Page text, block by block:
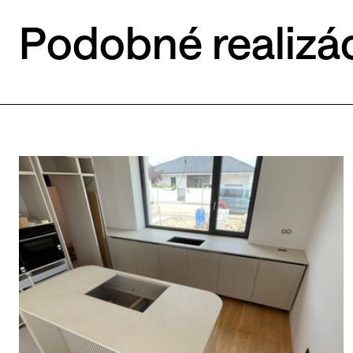
Podobné